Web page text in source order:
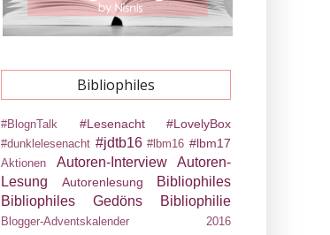
Bibliophiles
#BlognTalk #Lesenacht #LovelyBox
#dunklelesenacht #jdtb16 #lbm16 #lbm17
Aktionen Autoren-Interview
Autoren-
Lesung
Autorenlesung
Bibliophiles
Bibliophiles Gedöns
Bibliophilie
Blogger-Adventskalender 2016